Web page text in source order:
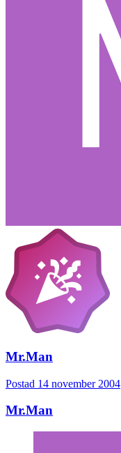
Mr.Man
Postad 14 november 2004
Mr.Man